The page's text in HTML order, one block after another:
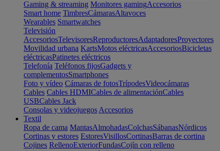
Gaming & streaming Monitores gamingAccesorios
Smart home TimbresCámarasAltavoces
Wearables Smartwatches
Televisión
AccesoriosTelevisoresReproductoresAdaptadoresProyectores
Movilidad urbana KartsMotos eléctricasAccesoriosBicicletas
eléctricasPatinetes eléctricos
Telefonía Teléfonos fijosGadgets y
complementosSmartphones
Foto y vídeo Cámaras de fotosTrípodesVideocámaras
Cables Cables HDMICables de alimentaciónCables
USBCables Jack
Consolas y videojuegos Accesorios
Textil
Ropa de cama MantasAlmohadasColchasSábanasNórdicos
Cortinas y estores EstoresVisillosCortinasBarras de cortina
Cojines RellenoExteriorFundasCojín con relleno